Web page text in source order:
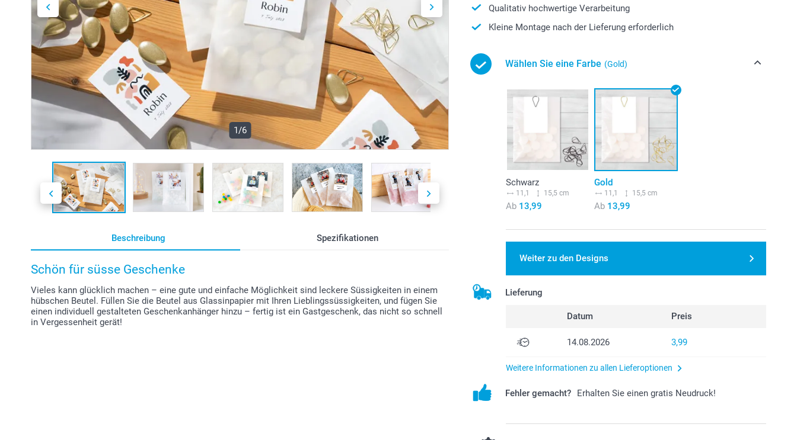
1/6
Beschreibung Spezifikationen
Schön für süsse Geschenke
Vieles kann glücklich machen – eine gute und einfache Möglichkeit sind leckere Süssigkeiten in einem
hübschen Beutel. Füllen Sie die Beutel aus Glassinpapier mit Ihren Lieblingssüssigkeiten, und fügen Sie
einen individuell gestalteten Geschenkanhänger hinzu – fertig ist ein Gastgeschenk, das nicht so schnell
in Vergessenheit gerät!
Qualitativ hochwertige Verarbeitung
Kleine Montage nach der Lieferung erforderlich
Wählen Sie eine Farbe (Gold)
Schwarz
11,1 15,5 cm
Ab 13,99
Gold
11,1 15,5 cm
Ab 13,99
Weiter zu den Designs
Lieferung
Datum Preis
14.08.2026 3,99
Weitere Informationen zu allen Lieferoptionen
Fehler gemacht? Erhalten Sie einen gratis Neudruck!